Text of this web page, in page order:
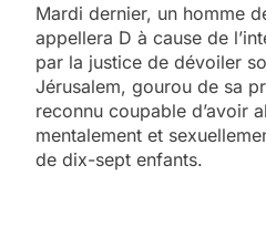
Mardi dernier, un homme
appellera D à cause de
par la justice de dévoiler
Jérusalem, gourou de sa
reconnu coupable d’avoir
mentalement et
de dix-sept enfants.